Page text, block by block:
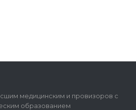
медицинским и провизоров с
образованием